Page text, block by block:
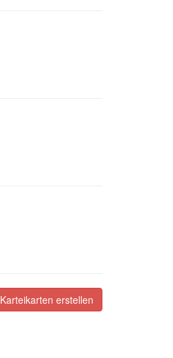
Karteikarten erstellen